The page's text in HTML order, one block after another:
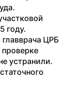
году.
главврача ЦРБ
устранили.